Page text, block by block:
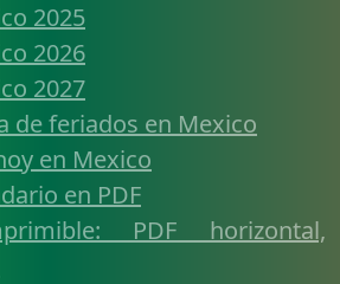
2025
2026
2027
de feriados en Mexico
en Mexico
en PDF
PDF horizontal,